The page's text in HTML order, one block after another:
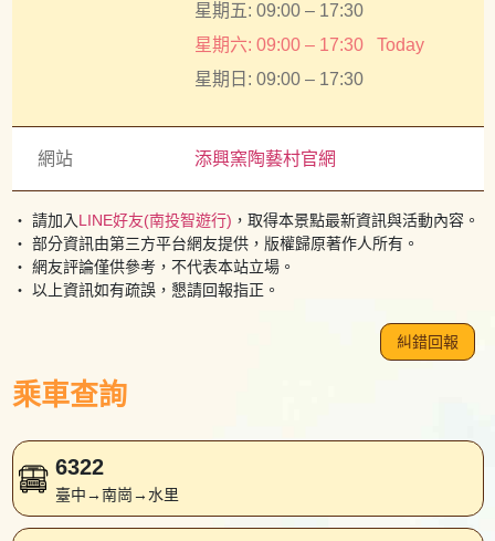
星期五: 09:00 – 17:30
星期六: 09:00 – 17:30
Today
星期日: 09:00 – 17:30
網站 添興窯陶藝村官網
・ 請加入LINE好友(南投智遊行) ，取得本景點最新資訊與活動內容。
・ 部分資訊由第三方平台網友提供，版權歸原著作人所有。
・ 網友評論僅供參考，不代表本站立場。
・ 以上資訊如有疏誤，懇請回報指正。
糾錯回報
乘車查詢
6322
臺中→南崗→水里